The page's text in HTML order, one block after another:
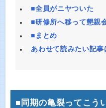
■全員がニヤついた
■研修所へ移って懇親
■まとめ
あわせて読みたい記事
■同期の亀裂ってこう